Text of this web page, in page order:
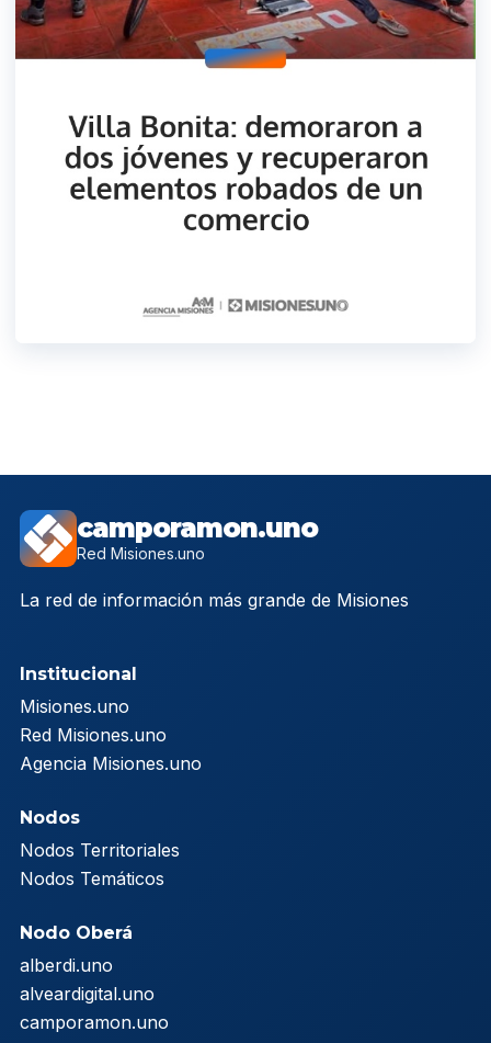
camporamon.uno
Red Misiones.uno
La red de información más grande de Misiones
Institucional
Misiones.uno
Red Misiones.uno
Agencia Misiones.uno
Nodos
Nodos Territoriales
Nodos Temáticos
Nodo Oberá
alberdi.uno
alveardigital.uno
camporamon.uno